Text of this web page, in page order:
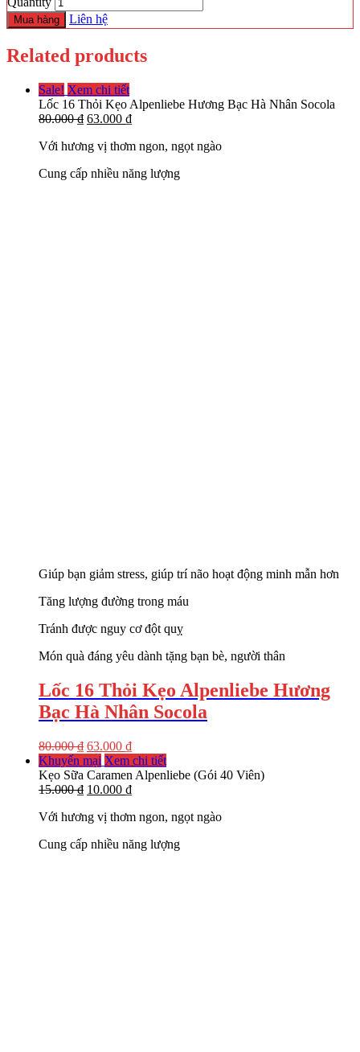
Mua hàng Liên hệ
Related products
Sale! Xem chi tiết
Lốc 16 Thỏi Kẹo Alpenliebe Hương Bạc Hà Nhân Socola
80.000₫ 63.000 ₫
Với hương vị thơm ngon, ngọt ngào
Cung cấp nhiều năng lượng
Giúp bạn giảm stress, giúp trí não hoạt động minh mẫn hơn
Tăng lượng đường trong máu
Tránh được nguy cơ đột quỵ
Món quà đáng yêu dành tặng bạn bè, người thân
Lốc 16 Thỏi Kẹo Alpenliebe Hương
Bạc Hà Nhân Socola
80.000₫ 63.000 ₫
Khuyến mại Xem chi tiết
Kẹo Sữa Caramen Alpenliebe (Gói 40 Viên)
15.000₫ 10.000 ₫
Với hương vị thơm ngon, ngọt ngào
Cung cấp nhiều năng lượng